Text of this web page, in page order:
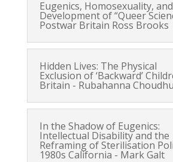
Eugenics, Homosexuality,
Development of “Queer
Postwar Britain Ross Brooks
Hidden Lives: The Physical
Exclusion of ‘Backward’
Britain - Rubahanna
In the Shadow of Eugenics:
Intellectual Disability and the
Reframing of Sterilisation
1980s California - Mark Galt